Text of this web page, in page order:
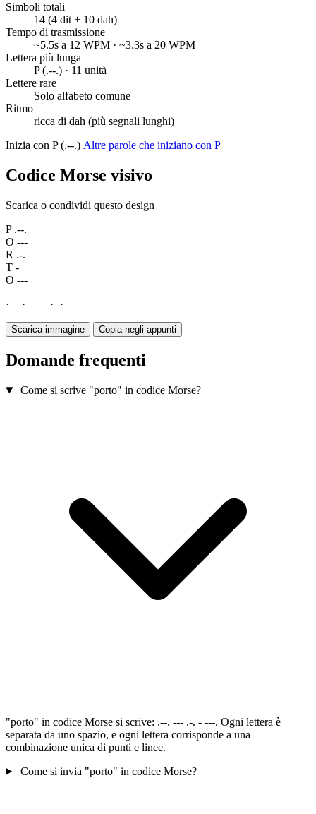
Simboli totali
14 (4 dit + 10 dah)
Tempo di trasmissione
~5.5s a 12 WPM · ~3.3s a 20 WPM
Lettera più lunga
P (.--.) · 11 unità
Lettere rare
Solo alfabeto comune
Ritmo
ricca di dah (più segnali lunghi)
Inizia con P (.--.) Altre parole che iniziano con P
Codice Morse visivo
Scarica o condividi questo design
P .--.
O ---
R .-.
T -
O ---
·−−· −−− ·−· − −−−
Scarica immagine Copia negli appunti
Domande frequenti
Come si scrive "porto" in codice Morse?
"porto" in codice Morse si scrive: .--. --- .-. - ---. Ogni lettera è
separata da uno spazio, e ogni lettera corrisponde a una
combinazione unica di punti e linee.
Come si invia "porto" in codice Morse?